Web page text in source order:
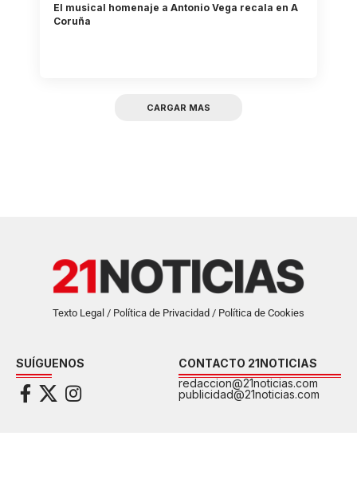
El musical homenaje a Antonio Vega recala en A
Coruña
CARGAR MAS
Texto Legal / Política de Privacidad / Política de Cookies
SUÍGUENOS
CONTACTO 21NOTICIAS
redaccion@21noticias.com
publicidad@21noticias.com